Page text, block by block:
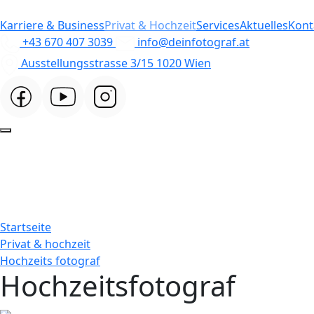
Karriere & BusinessPrivat & HochzeitServicesAktuelles
+43 670 407 3039
info@deinfotograf.at
Ausstellungsstrasse 3/15 1020 Wien
Startseite
Privat & hochzeit
Hochzeits fotograf
Hochzeitsfotograf